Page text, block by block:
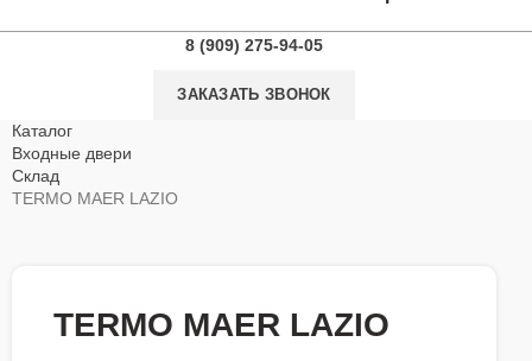
8 (909) 275-94-05
ЗАКАЗАТЬ ЗВОНОК
Каталог
Входные двери
Склад
TERMO MAER LAZIO
TERMO MAER LAZIO